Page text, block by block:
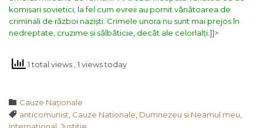
komisari sovietici, la fel cum evreii au pornit vânãtoarea de
criminali de rãzboi naziști. Crimele unora nu sunt mai prejos în
nedreptate, cruzime și sãlbãticie, decât ale celorlalți.]]>
1 total views , 1 views today
 Category
Cauze Naţionale
 Tags
anticomunist Cauze Nationale Dumnezeu si Neamul meu